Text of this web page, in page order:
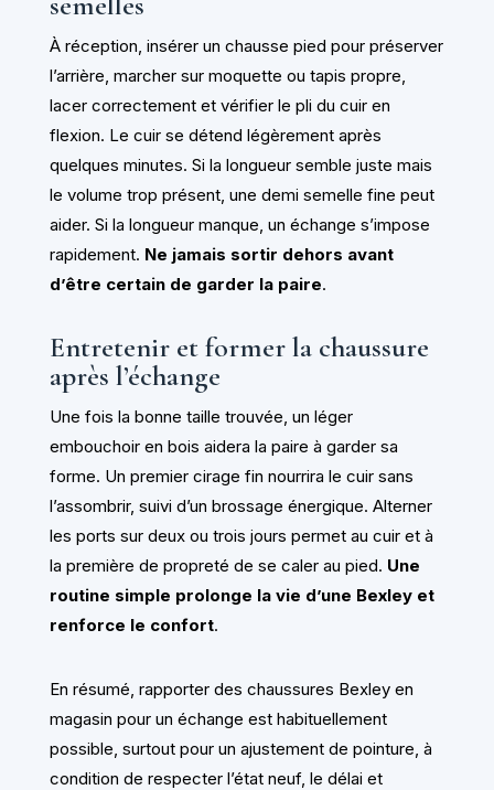
À réception, insérer un chausse pied pour préserver
l’arrière, marcher sur moquette ou tapis propre,
lacer correctement et vérifier le pli du cuir en
flexion. Le cuir se détend légèrement après
quelques minutes. Si la longueur semble juste mais
le volume trop présent, une demi semelle fine peut
aider. Si la longueur manque, un échange s’impose
rapidement. Ne jamais sortir dehors avant
d’être certain de garder la paire.
Entretenir et former la chaussure
après l’échange
Une fois la bonne taille trouvée, un léger
embouchoir en bois aidera la paire à garder sa
forme. Un premier cirage fin nourrira le cuir sans
l’assombrir, suivi d’un brossage énergique. Alterner
les ports sur deux ou trois jours permet au cuir et à
la première de propreté de se caler au pied. Une
routine simple prolonge la vie d’une Bexley et
renforce le confort.
En résumé, rapporter des chaussures Bexley en
magasin pour un échange est habituellement
possible, surtout pour un ajustement de pointure, à
condition de respecter l’état neuf, le délai et